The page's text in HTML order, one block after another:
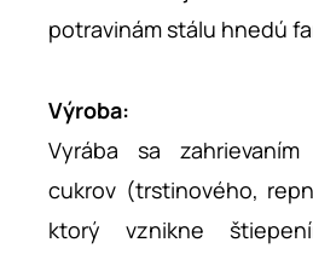
potravinám stálu hnedú
Výroba:
Vyrába sa
cukrov (trstinového,
ktorý vznikne